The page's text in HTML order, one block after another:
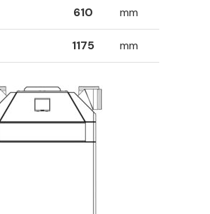
610 mm
1175 mm